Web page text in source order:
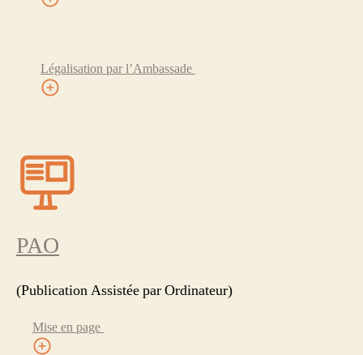
Légalisation par l’Ambassade
PAO
(Publication Assistée par Ordinateur)
Mise en page